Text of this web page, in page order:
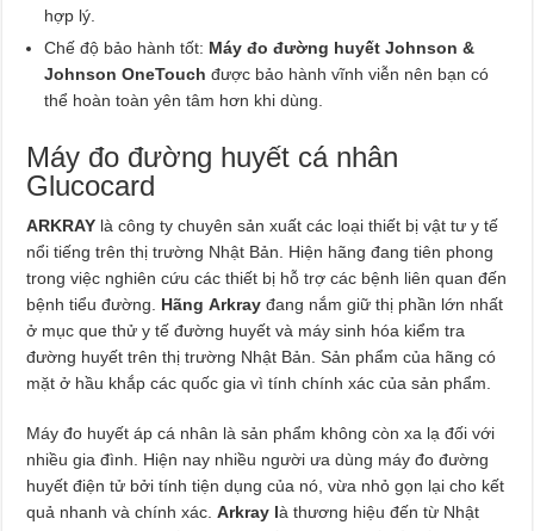
hợp lý.
Chế độ bảo hành tốt: Máy đo đường huyết Johnson &
Johnson OneTouchđược bảo hành vĩnh viễn nên bạn có
thể hoàn toàn yên tâm hơn khi dùng.
Máy đo đường huyết cá nhân
Glucocard
ARKRAY là công ty chuyên sản xuất các loại thiết bị vật tư y tế
nổi tiếng trên thị trường Nhật Bản. Hiện hãng đang tiên phong
trong việc nghiên cứu các thiết bị hỗ trợ các bệnh liên quan đến
bệnh tiểu đường. Hãng Arkrayđang nắm giữ thị phần lớn nhất
ở mục que thử y tế đường huyết và máy sinh hóa kiểm tra
đường huyết trên thị trường Nhật Bản. Sản phẩm của hãng có
mặt ở hầu khắp các quốc gia vì tính chính xác của sản phẩm.
Máy đo huyết áp cá nhân là sản phẩm không còn xa lạ đối với
nhiều gia đình. Hiện nay nhiều người ưa dùng máy đo đường
huyết điện tử bởi tính tiện dụng của nó, vừa nhỏ gọn lại cho kết
quả nhanh và chính xác.Arkray là thương hiệu đến từ Nhật